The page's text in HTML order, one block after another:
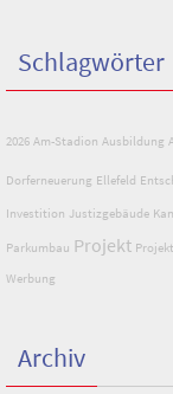
Schlagwörter
2026 Am-Stadion Ausbildung
Dorferneuerung Ellefeld
Investition Justizgebäude
Parkumbau Projekt
Werbung
Archiv